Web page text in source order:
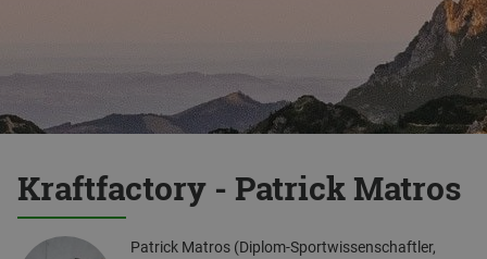
Kraftfactory - Patrick Matros
Patrick Matros (Diplom-Sportwissenschaftler,